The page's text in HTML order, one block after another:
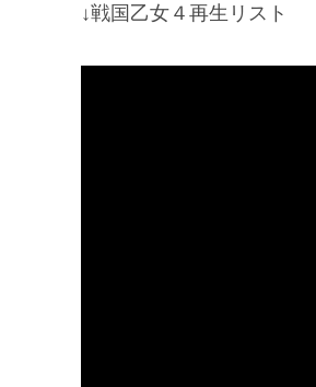
↓戦国乙女４再生リスト